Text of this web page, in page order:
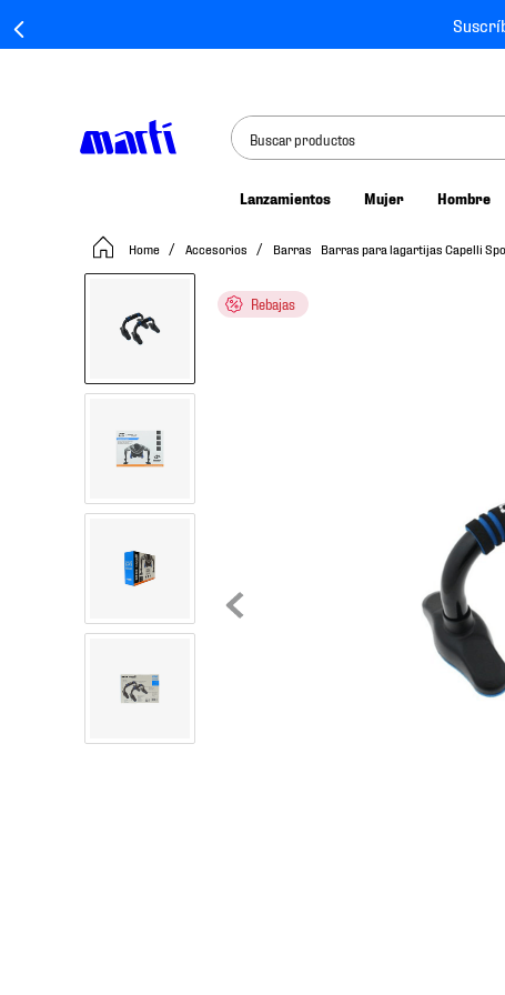
Buscar productos
Lanzamientos Mujer Hombre
Accesorios Barras Barras para lagartijas Capelli
Rebajas
tenis mujer